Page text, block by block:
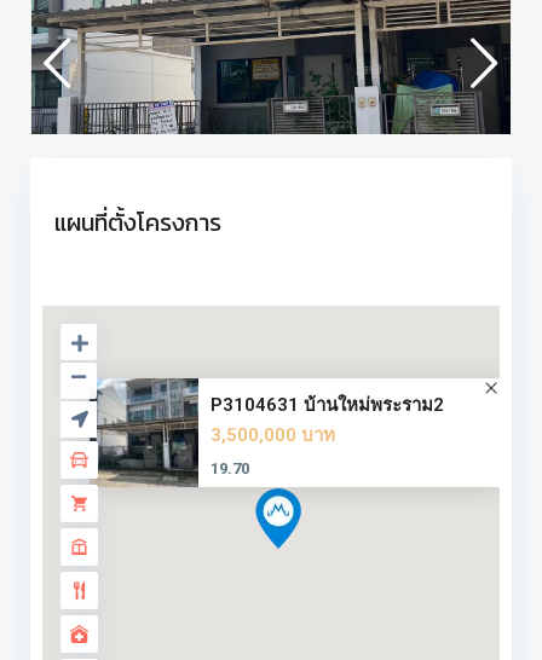
แผนที่ตั้งโครงการ
P3104631 บ้านใหม่พระราม2
3,500,000 บาท
19.70